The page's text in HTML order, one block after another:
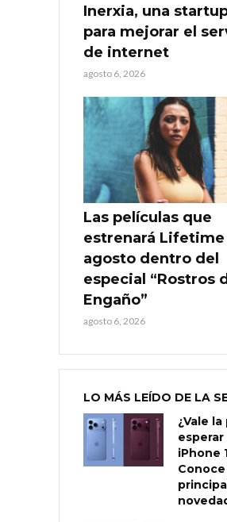
Inerxia, una
para mejorar el
de internet
agosto 6, 2026
Las películas que
estrenará Lifetime
agosto dentro del
especial “Rostros
Engaño”
agosto 6, 2026
LO MÁS LEÍDO DE LA
¿Vale
esperar
iPhone
Conoce